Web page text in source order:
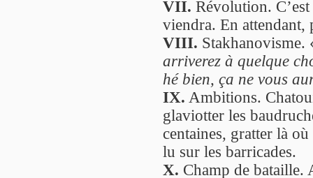
VII. Révolution.
viendra. En attendant,
VIII.
arriverez à quelque
hé bien, ça ne vous
IX. Ambitions.
glaviotter les
centaines, gratter là
lu sur les barricades.
X. Champ de bataille.